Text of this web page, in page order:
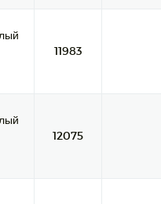
11983
12075